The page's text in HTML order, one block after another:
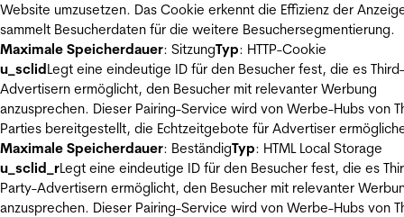
Website umzusetzen. Das Cookie erkennt die Effizienz der
sammelt Besucherdaten für die weitere Besuchersegmentierung.
Maximale Speicherdauer: SitzungTyp: HTTP-Cookie
u_sclidLegt eine eindeutige ID für den Besucher fest, die es
Advertisern ermöglicht, den Besucher mit relevanter Werbung
anzusprechen. Dieser Pairing-Service wird von Werbe-Hubs von
Parties bereitgestellt, die Echtzeitgebote für Advertiser
Maximale Speicherdauer: BeständigTyp: HTML Local Storage
u_sclid_rLegt eine eindeutige ID für den Besucher fest, die es
Party-Advertisern ermöglicht, den Besucher mit relevanter
anzusprechen. Dieser Pairing-Service wird von Werbe-Hubs von